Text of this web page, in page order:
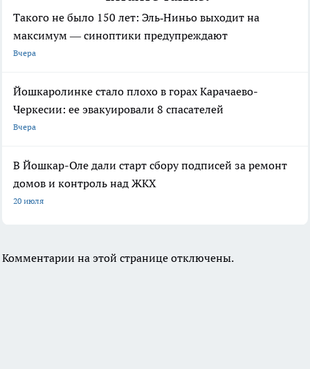
Такого не было 150 лет: Эль‑Ниньо выходит на
максимум — синоптики предупреждают
Вчера
Йошкаролинке стало плохо в горах Карачаево-
Черкесии: ее эвакуировали 8 спасателей
Вчера
В Йошкар-Оле дали старт сбору подписей за ремонт
домов и контроль над ЖКХ
20 июля
Комментарии на этой странице отключены.